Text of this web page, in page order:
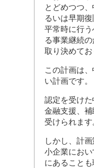
とどめつつ
るいは早期復
平常時に行
る事業継続
取り決めて
この計画は
い計画です。
認定を受け
金融支援、
受けられます
しかし、計
小企業にお
にあることも